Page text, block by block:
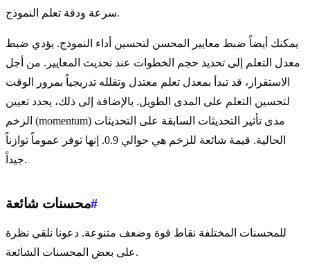
سرعة ودقة تعلم النموذج.
يمكنك أيضاً ضبط معايير المحسن لتحسين أداء النموذج. يؤدي ضبط
معدل التعلم إلى تحديد حجم الخطوات عند تحديث المعايير. من أجل
الاستقرار، قد تبدأ بمعدل تعلم معتدل وتقلله تدريجياً بمرور الوقت
لتحسين التعلم على المدى الطويل. بالإضافة إلى ذلك، يحدد تعيين
الزخم (momentum) مدى تأثير التحديثات السابقة على التحديثات
الحالية. قيمة شائعة للزخم هي حوالي 0.9. إنها توفر عموماً توازناً
جيداً.
محسنات شائعة#
للمحسنات المختلفة نقاط قوة وضعف متنوعة. دعونا نلقي نظرة
على بعض المحسنات الشائعة.